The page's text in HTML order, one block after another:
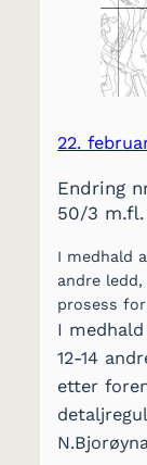
22.
Endring
50/3
I medhald
andre
prosess
I
12-14
etter